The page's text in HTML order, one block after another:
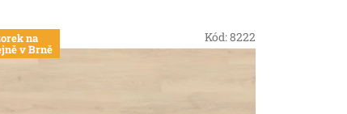
na
v Brně
Kód:8222